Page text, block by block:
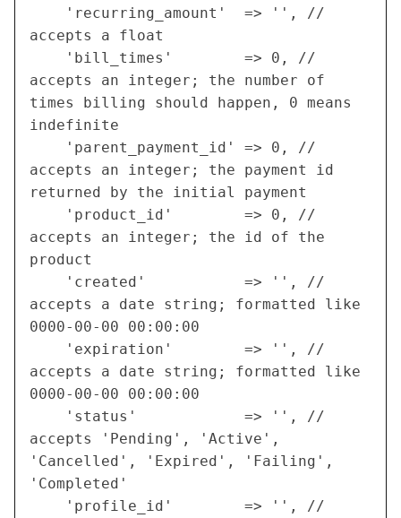
accepts a float
accepts an integer; the number of
times billing should happen, 0 means
indefinite
accepts an integer; the payment id
returned by the initial payment
accepts an integer; the id of the
product
accepts a date string; formatted like
0000-00-00 00:00:00
accepts a date string; formatted like
0000-00-00 00:00:00
accepts 'Pending', 'Active',
'Cancelled', 'Expired', 'Failing',
'Completed'